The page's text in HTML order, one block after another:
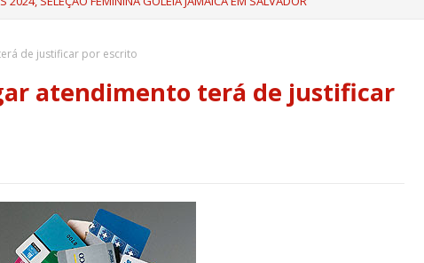
de justificar por escrito
atendimento terá de justificar